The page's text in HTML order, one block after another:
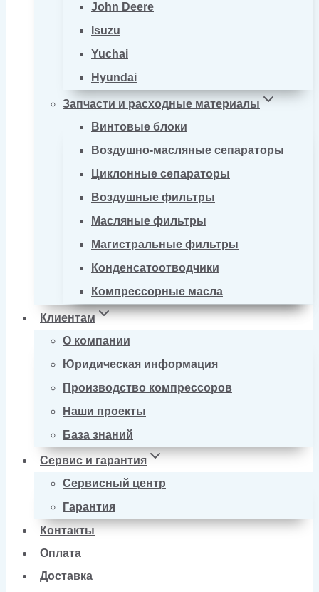
John Deere
Isuzu
Yuchai
Hyundai
Запчасти и расходные материалы
Винтовые блоки
Воздушно-масляные сепараторы
Циклонные сепараторы
Воздушные фильтры
Масляные фильтры
Магистральные фильтры
Конденсатоотводчики
Компрессорные масла
Клиентам
О компании
Юридическая информация
Производство компрессоров
Наши проекты
База знаний
Сервис и гарантия
Сервисный центр
Гарантия
Контакты
Оплата
Доставка